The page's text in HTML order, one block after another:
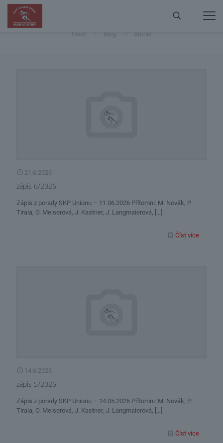
Úvod Blog Archiv
21.6.2026
zápis 6/2026
Zápis z porady SKP Unionu – 11.06.2026 Přítomni: M. Novák, P.
Tirala, O. Meiserová, J. Kastner, J. Langmaierová, […]
Číst více
14.6.2026
zápis 5/2026
Zápis z porady SKP Unionu – 14.05.2026 Přítomni: M. Novák, P.
Tirala, O. Meiserová, J. Kastner, J. Langmaierová,
Číst více